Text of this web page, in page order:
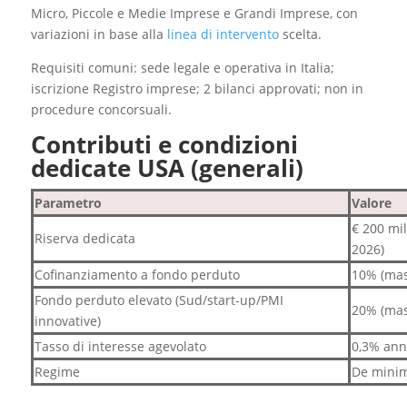
Micro, Piccole e Medie Imprese e Grandi Imprese, con
variazioni in base alla linea di intervento scelta.
Requisiti comuni: sede legale e operativa in Italia;
iscrizione Registro imprese; 2 bilanci approvati; non in
procedure concorsuali.​
Contributi e condizioni
dedicate USA (generali)
Parametro Valore
Riserva dedicata
€ 200
2026)
Cofinanziamento a fondo perduto
10%
Fondo perduto elevato (Sud/start-up/PMI
innovative)
20%
Tasso di interesse agevolato
0,3%
Regime
De